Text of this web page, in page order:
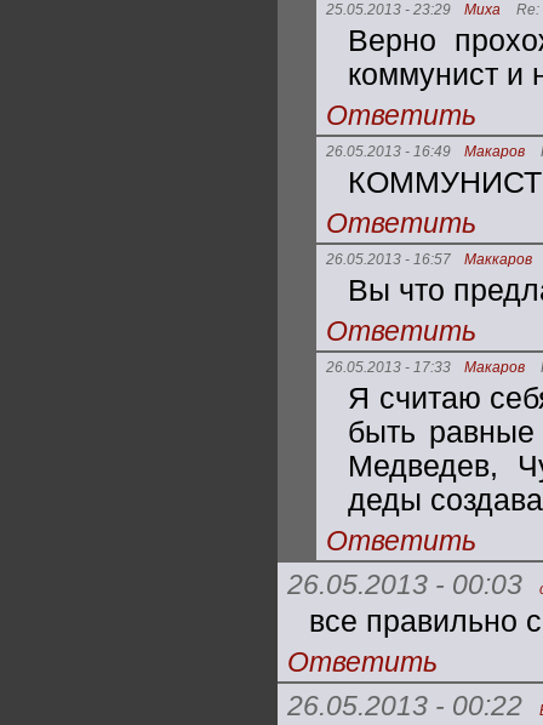
25.05.2013 - 23:29 Миха
Верно
коммунист и
Ответить
26.05.2013 - 16:49 Макаров
Ответить
26.05.2013 - 16:57 Маккаров
Вы что
Ответить
26.05.2013 - 17:33 Макаров
Я считаю
быть
Медведев,
деды
Ответить
26.05.2013 - 00:03
все правильно
Ответить
26.05.2013 - 00:22